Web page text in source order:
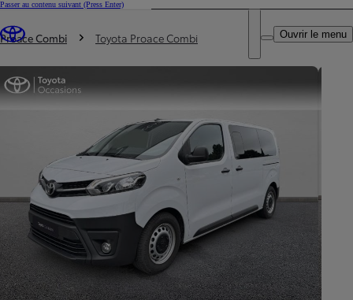
Passer au contenu suivant (Press Enter)
Trouvez un partenaire Toyota
DEALER NAME
Ouvrir le menu
Vous êtes ici
Proace Combi Toyota Proace Combi